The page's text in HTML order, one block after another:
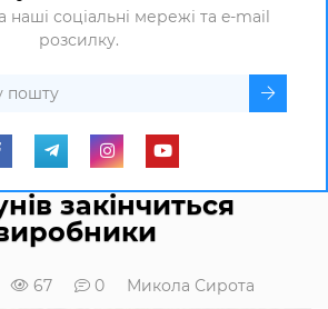
наші соціальні мережі та e-mail
розсилку.
закінчиться
67 0 Микола Сирота